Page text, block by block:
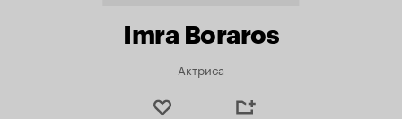
Imra Boraros
Актриса